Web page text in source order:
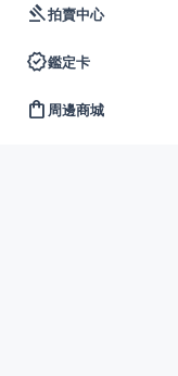
gavel拍賣中心
verified鑑定卡
shopping_bag 周邊商城